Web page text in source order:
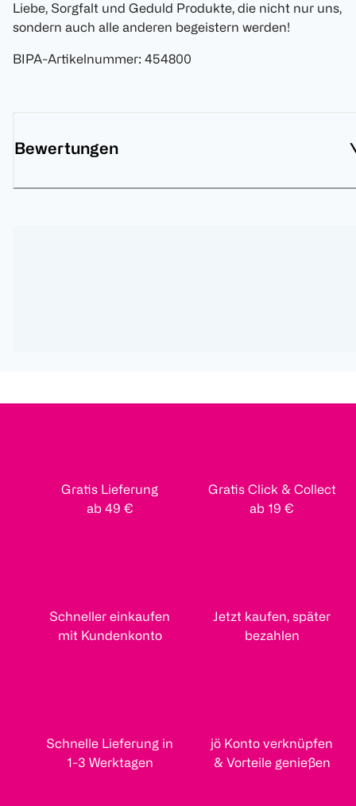
Liebe, Sorgfalt und Geduld Produkte, die nicht nur uns,
sondern auch alle anderen begeistern werden!
BIPA-Artikelnummer: 454800
Bewertungen
Gratis Lieferung
ab 49 €
Gratis Click & Collect
ab 19 €
Schneller einkaufen
mit Kundenkonto
Jetzt kaufen, später
bezahlen
Schnelle Lieferung in
1-3 Werktagen
jö Konto verknüpfen
& Vorteile genießen